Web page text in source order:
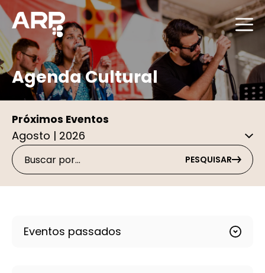
Agenda Cultural
Próximos Eventos
PESQUISAR
Eventos passados